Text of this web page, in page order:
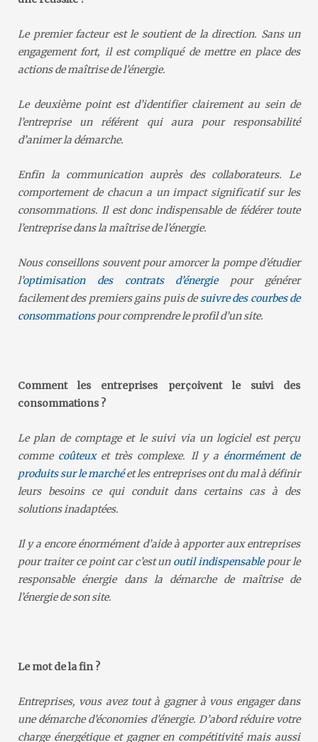
Le premier facteur est le soutient de la direction. Sans un
engagement fort, il est compliqué de mettre en place des
actions de maîtrise de l’énergie.
Le deuxième point est d’identifier clairement au sein de
l’entreprise un référent qui aura pour responsabilité
d’animer la démarche.
Enfin la communication auprès des collaborateurs. Le
comportement de chacun a un impact significatif sur les
consommations. Il est donc indispensable de fédérer toute
l’entreprise dans la maîtrise de l’énergie.
Nous conseillons souvent pour amorcer la pompe d’étudier
l’optimisation des contrats d’énergiepour générer
facilement des premiers gains puis desuivre des courbes de
consommationspour comprendre le profil d’un site.
Comment les entreprises perçoivent le suivi des
consommations ?
Le plan de comptage et le suivi via un logiciel est perçu
comme coûteuxet très complexe. Il y a énormément de
produits sur le marchéet les entreprises ont du mal à définir
leurs besoins ce qui conduit dans certains cas à des
solutions inadaptées.
Il y a encore énormément d’aide à apporter aux entreprises
pour traiter ce point car c’est un outil indispensablepour le
responsable énergie dans la démarche de maîtrise de
l’énergie de son site.
Le mot de la fin ?
Entreprises, vous avez tout à gagner à vous engager dans
une démarche d’économies d’énergie. D’abord réduire votre
charge énergétique et gagner en compétitivité mais aussi